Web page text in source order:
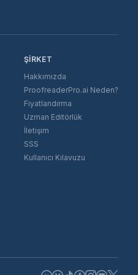
ŞIRKET
Hakkımızda
ProofreaderPro.ai Neden?
Fiyatlandırma
Uzman Editörlük
İletişim
SSS
Kullanıcı Kılavuzu